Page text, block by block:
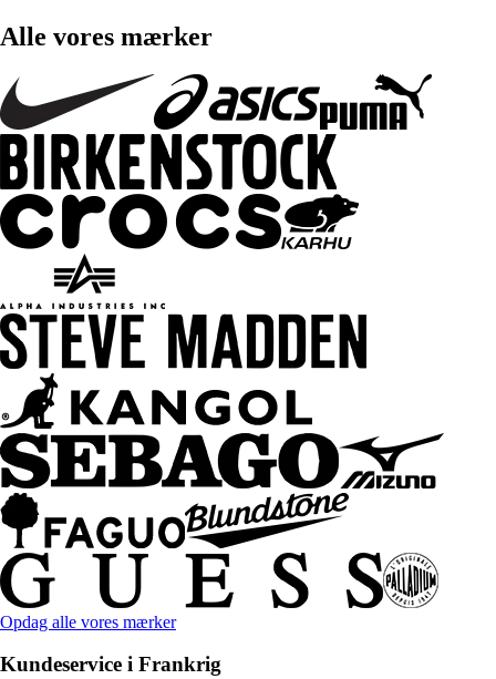
Alle vores mærker
Opdag alle vores mærker
Kundeservice i Frankrig